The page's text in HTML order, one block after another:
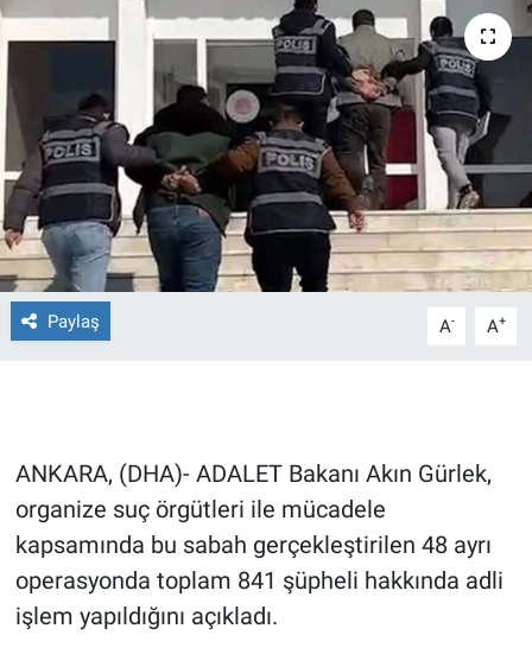
Paylaş A- A+
ANKARA, (DHA)- ADALET Bakanı Akın Gürlek,
organize suç örgütleri ile mücadele
kapsamında bu sabah gerçekleştirilen 48 ayrı
operasyonda toplam 841 şüpheli hakkında adli
işlem yapıldığını açıkladı.
Ege Saati
Ege'den Esintiler
Eğitim
Eğlence
Ekonomi
Forum
Gün Bitiyor
Gündem Özel
Yayın Akışı
Haber Arşivi